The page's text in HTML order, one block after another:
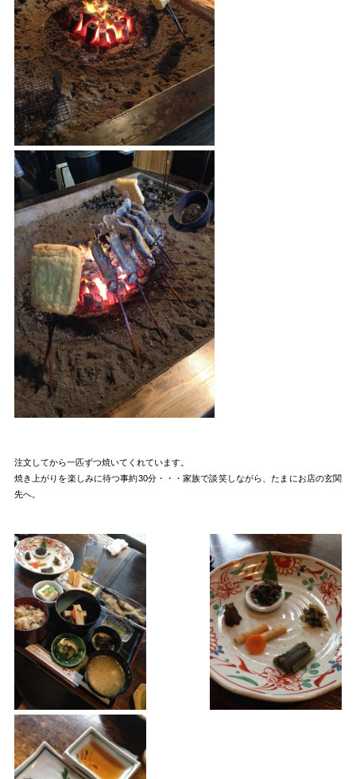
注文してから一匹ずつ焼いてくれています。
焼き上がりを楽しみに待つ事約30分・・・家族で談笑しながら、たまにお店の玄関
先へ。